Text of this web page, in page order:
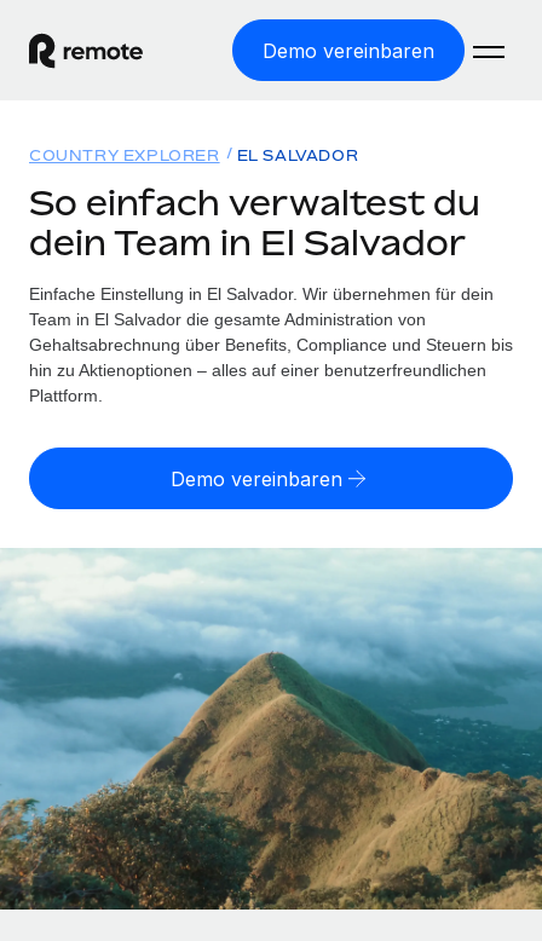
Demo vereinbaren
WELTWEITE BESCHÄFTIGUNG
Globale Payroll
Einfache, rechtssicher Payroll
Employer of Record
Weltweites Wachstum ohne Kosten für Niederlassungen
Contractor of Record
Rechtssichere, weltweite Arbeit mit Freelancer:innen
Globales Onboarding und Verwalten von
Freelancer:innen
PEO
Auslagern von komplexen HR-Aufgaben
INFRASTRUKTUR
Remote Embedded
Nahtlose Integration der HR in bestehende Abläufe
Plattform
Integrierte HR-Kernfunktionen für dein Team
Lösungen
WELTWEITE ABDECKUNG
Country Explorer
Länderspezifische Unterstützung bei der Einstellung
Einfache Einstellung in allen US-Bundesstaaten
WACHSTUMSPHASE
Startups
Agile HR- und Payroll-Lösungen für wachsende
Mittelstand
Maßgeschneiderte HR-Lösungen, um Teams zu
vergrößern
Enterprise
Globale HR für Konzerne und Großunternehmen
Ressourcen
TOOLS UND RECHNER
Scheinselbstständigkeitsrisiko berechnen
Personalkostenrechner
Gesamtbeschäftigungskosten
Honorarzahlungen berechnen
Informationen zu möglichen Währungen und
Abwicklungsfristen für globale Freelancer:innen
LERNEN MIT REMOTE
Forschung und Leitfäden
Fallstudien
HR-Glossar
Preise
Nederlands
Français
Deutsch
Italiano
Português (Portugal)
Anmelden
COUNTRY EXPLORER EL SALVADOR
So einfach verwaltest du
dein Team in El Salvador
Einfache Einstellung in El Salvador. Wir übernehmen für dein
Team in El Salvador die gesamte Administration von
Gehaltsabrechnung über Benefits, Compliance und Steuern bis
hin zu Aktienoptionen – alles auf einer benutzerfreundlichen
Plattform.
Demo vereinbaren